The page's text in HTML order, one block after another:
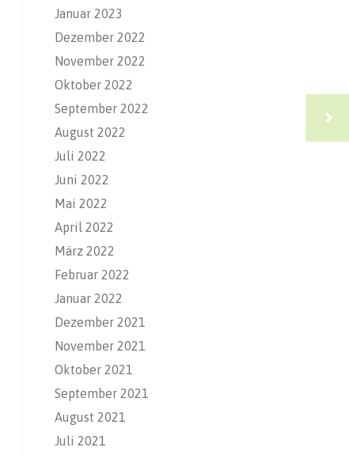
Januar 2023
Dezember 2022
November 2022
Oktober 2022
September 2022
August 2022
Juli 2022
Juni 2022
Mai 2022
April 2022
März 2022
Februar 2022
Januar 2022
Dezember 2021
November 2021
Oktober 2021
September 2021
August 2021
Juli 2021